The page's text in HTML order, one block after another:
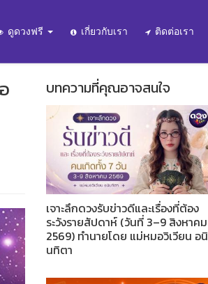
ดูดวงฟรี เกี่ยวกับเรา ติดต่อเรา
บทความที่คุณอาจสนใจ
เจาะลึกดวงรับข่าวดีและเรื่องที่ต้อง
ระวังรายสัปดาห์ (วันที่ 3–9 สิงหาคม
2569) ทำนายโดย แม่หมอวิเวียน อนิ
นทิตา